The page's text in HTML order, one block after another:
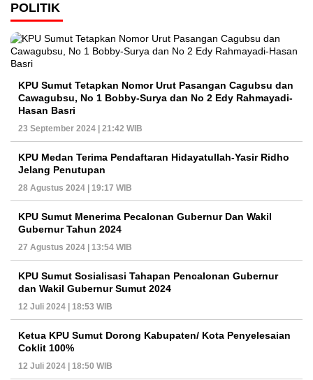
POLITIK
KPU Sumut Tetapkan Nomor Urut Pasangan Cagubsu dan
Cawagubsu, No 1 Bobby-Surya dan No 2 Edy Rahmayadi-
Hasan Basri
23 September 2024 | 21:42 WIB
KPU Medan Terima Pendaftaran Hidayatullah-Yasir Ridho
Jelang Penutupan
28 Agustus 2024 | 19:17 WIB
KPU Sumut Menerima Pecalonan Gubernur Dan Wakil
Gubernur Tahun 2024
27 Agustus 2024 | 13:54 WIB
KPU Sumut Sosialisasi Tahapan Pencalonan Gubernur
dan Wakil Gubernur Sumut 2024
12 Juli 2024 | 18:53 WIB
Ketua KPU Sumut Dorong Kabupaten/ Kota Penyelesaian
Coklit 100%
12 Juli 2024 | 18:50 WIB